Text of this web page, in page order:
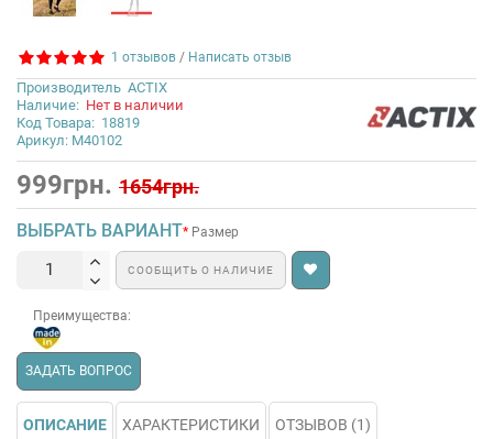
1 отзывов / Написать отзыв
Производитель ACTIX
Наличие: Нет в наличии
Код Товара: 18819
Арикул: М40102
999грн. 1654грн.
ВЫБРАТЬ ВАРИАНТ Размер
СООБЩИТЬ О НАЛИЧИЕ
Преимущества:
ЗАДАТЬ ВОПРОС
ОПИСАНИЕ ХАРАКТЕРИСТИКИ ОТЗЫВОВ (1)